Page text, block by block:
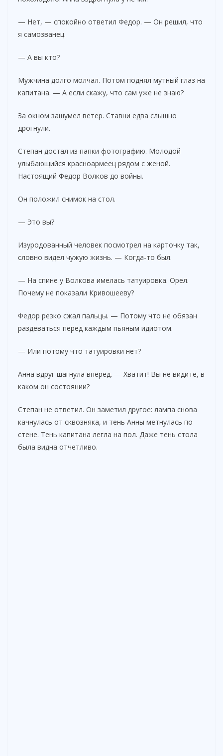
— Нет, — спокойно ответил Федор. — Он решил, что
я самозванец.
— А вы кто?
Мужчина долго молчал. Потом поднял мутный глаз на
капитана. — А если скажу, что сам уже не знаю?
За окном зашумел ветер. Ставни едва слышно
дрогнули.
Степан достал из папки фотографию. Молодой
улыбающийся красноармеец рядом с женой.
Настоящий Федор Волков до войны.
Он положил снимок на стол.
— Это вы?
Изуродованный человек посмотрел на карточку так,
словно видел чужую жизнь. — Когда-то был.
— На спине у Волкова имелась татуировка. Орел.
Почему не показали Кривошееву?
Федор резко сжал пальцы. — Потому что не обязан
раздеваться перед каждым пьяным идиотом.
— Или потому что татуировки нет?
Анна вдруг шагнула вперед. — Хватит! Вы не видите, в
каком он состоянии?
Степан не ответил. Он заметил другое: лампа снова
качнулась от сквозняка, и тень Анны метнулась по
стене. Тень капитана легла на пол. Даже тень стола
была видна отчетливо.